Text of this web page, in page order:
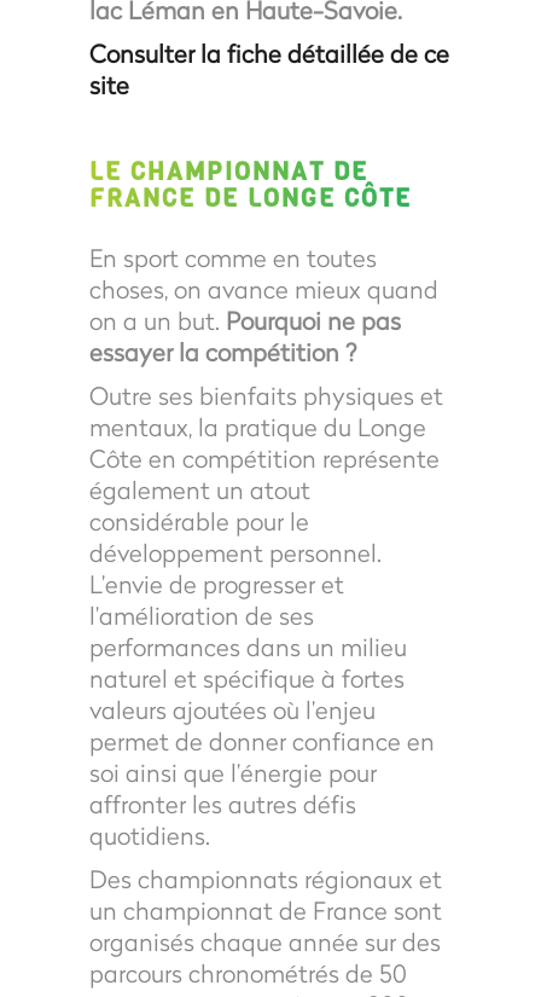
lac Léman en Haute-Savoie.
Consulter la fiche détaillée de ce
site
LE CHAMPIONNAT DE
FRANCE DE LONGE CÔTE
En sport comme en toutes
choses, on avance mieux quand
on a un but. Pourquoi ne pas
essayer la compétition ?
Outre ses bienfaits physiques et
mentaux, la pratique du Longe
Côte en compétition représente
également un atout
considérable pour le
développement personnel.
L’envie de progresser et
l’amélioration de ses
performances dans un milieu
naturel et spécifique à fortes
valeurs ajoutées où l’enjeu
permet de donner confiance en
soi ainsi que l’énergie pour
affronter les autres défis
quotidiens.
Des championnats régionaux et
un championnat de France sont
organisés chaque année sur des
parcours chronométrés de 50